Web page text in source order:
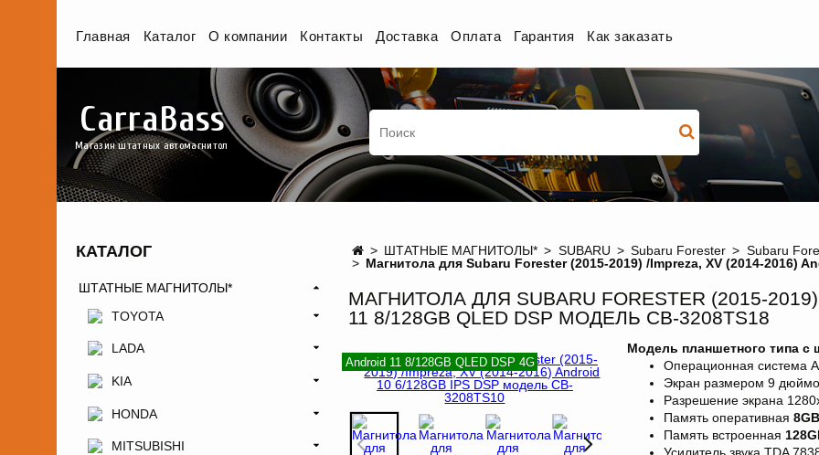
Главная Каталог О компании Контакты Доставка Оплата Гарантия Как заказать
CarraBass
Магазин штатных автомагнитол
ШТАТНЫЕ МАГНИТОЛЫ* SUBARU Subaru Forester
Subaru
Магнитола для Subaru Forester (2015-2019) /Impreza, XV (2014-2016)
МАГНИТОЛА ДЛЯ SUBARU FORESTER (2015-2019)
11 8/128GB QLED DSP МОДЕЛЬ CB-3208TS18
Android 11 8/128GB QLED DSP 4G
Модель планшетного типа
Операционная система
Экран размером 9
Разрешение экрана
Память оперативная 8GB
Память встроенная
КАТАЛОГ
ШТАТНЫЕ МАГНИТОЛЫ*
TOYOTA
LADA
KIA
HONDA
MITSUBISHI